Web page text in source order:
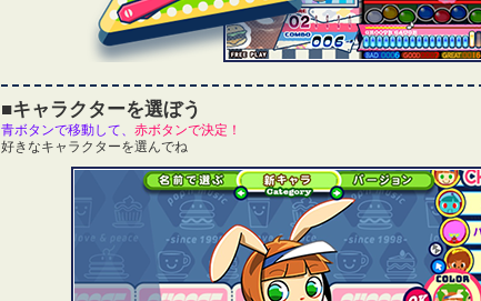
■キャラクターを選ぼう
青ボタンで移動して、 赤ボタンで決定！
好きなキャラクターを選んでね